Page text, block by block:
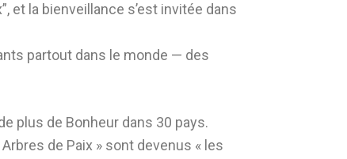
et la bienveillance s’est invitée dans
partout dans le monde — des
plus de Bonheur dans 30 pays.
de Paix » sont devenus « les